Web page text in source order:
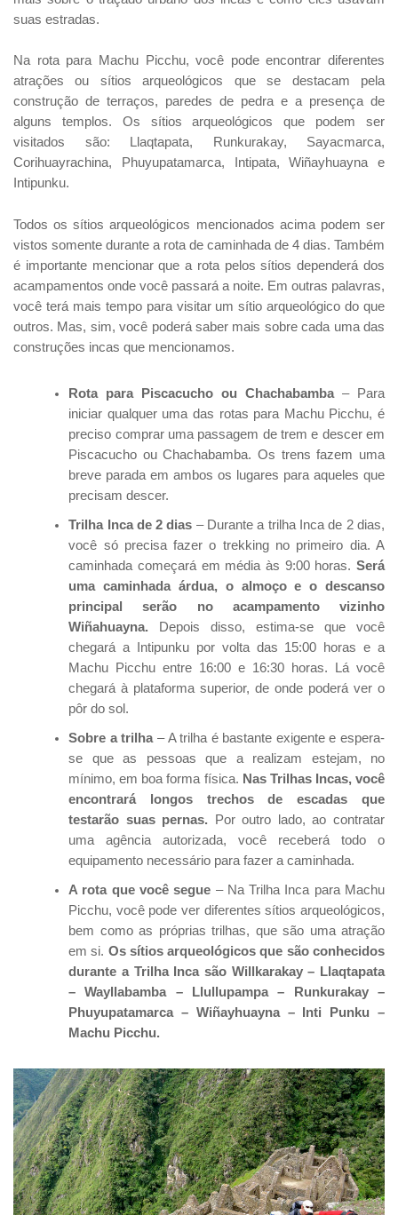
suas estradas.
Na rota para Machu Picchu, você pode encontrar diferentes
atrações ou sítios arqueológicos que se destacam pela
construção de terraços, paredes de pedra e a presença de
alguns templos. Os sítios arqueológicos que podem ser
visitados são: Llaqtapata, Runkurakay, Sayacmarca,
Corihuayrachina, Phuyupatamarca, Intipata, Wiñayhuayna e
Intipunku.
Todos os sítios arqueológicos mencionados acima podem ser
vistos somente durante a rota de caminhada de 4 dias. Também
é importante mencionar que a rota pelos sítios dependerá dos
acampamentos onde você passará a noite. Em outras palavras,
você terá mais tempo para visitar um sítio arqueológico do que
outros. Mas, sim, você poderá saber mais sobre cada uma das
construções incas que mencionamos.
Rota para Piscacucho ou Chachabamba – Para
iniciar qualquer uma das rotas para Machu Picchu, é
preciso comprar uma passagem de trem e descer em
Piscacucho ou Chachabamba. Os trens fazem uma
breve parada em ambos os lugares para aqueles que
precisam descer.
Trilha Inca de 2 dias – Durante a trilha Inca de 2 dias,
você só precisa fazer o trekking no primeiro dia. A
caminhada começará em média às 9:00 horas. Será
uma caminhada árdua, o almoço e o descanso
principal serão no acampamento vizinho
Wiñahuayna. Depois disso, estima-se que você
chegará a Intipunku por volta das 15:00 horas e a
Machu Picchu entre 16:00 e 16:30 horas. Lá você
chegará à plataforma superior, de onde poderá ver o
pôr do sol.
Sobre a trilha – A trilha é bastante exigente e espera-
se que as pessoas que a realizam estejam, no
mínimo, em boa forma física. Nas Trilhas Incas, você
encontrará longos trechos de escadas que
testarão suas pernas. Por outro lado, ao contratar
uma agência autorizada, você receberá todo o
equipamento necessário para fazer a caminhada.
A rota que você segue – Na Trilha Inca para Machu
Picchu, você pode ver diferentes sítios arqueológicos,
bem como as próprias trilhas, que são uma atração
em si. Os sítios arqueológicos que são conhecidos
durante a Trilha Inca são Willkarakay – Llaqtapata
– Wayllabamba – Llullupampa – Runkurakay –
Phuyupatamarca – Wiñayhuayna – Inti Punku –
Machu Picchu.